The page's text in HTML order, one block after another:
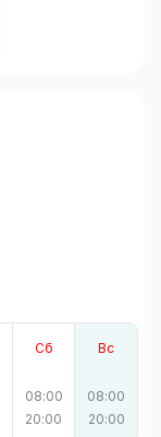
Сб
08:00
20:00
Вс
08:00
20:00